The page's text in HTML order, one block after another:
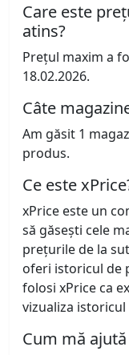
Care este
atins?
Prețul maxim a
18.02.2026.
Câte
Am găsit 1
produs.
Ce este
xPrice este un
să găsești cele
prețurile de la
oferi istoricul de
folosi xPrice ca
vizualiza
Cum mă